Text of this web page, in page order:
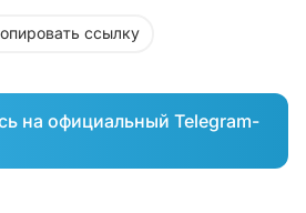
ссылку
на официальный Telegram-